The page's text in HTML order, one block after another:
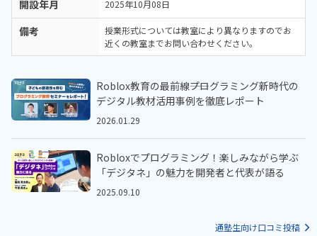
開設年月 2025年10月08日
備考
授業形式については教室により異なりますのでお
近くの教室までお問い合わせください。
Roblox教育の最前線――プログラミング新時代の
デジタル教材活用事例を徹底レポート
2026.01.29
Robloxでプログラミング！楽しみながら学ぶ
「デジタネ」の魅力を開発者と代表が語る
2025.09.10
通塾生向け口コミ投稿